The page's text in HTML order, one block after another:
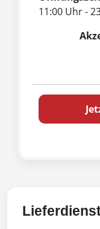
11:00 Uhr -